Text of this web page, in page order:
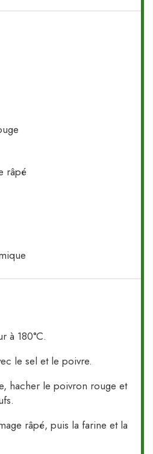
râpé
à 180°C.
le sel et le poivre.
hacher le poivron rouge et
râpé, puis la farine et la